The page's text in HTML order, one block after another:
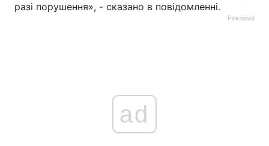
разі порушення», - сказано в повідомленні.
Реклама
ad